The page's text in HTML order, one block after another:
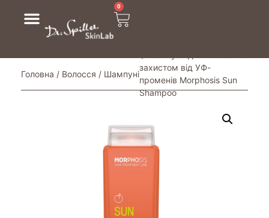
0
Головна / Волосся / Шампуні
захистом від УФ-
променів Morphosis Sun
Shampoo